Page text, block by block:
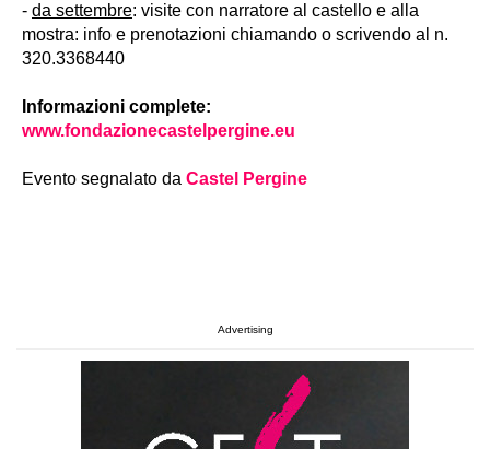
- da settembre: visite con narratore al castello e alla
mostra: info e prenotazioni chiamando o scrivendo al n.
320.3368440
Informazioni complete:
www.fondazionecastelpergine.eu
Evento segnalato da Castel Pergine
Advertising